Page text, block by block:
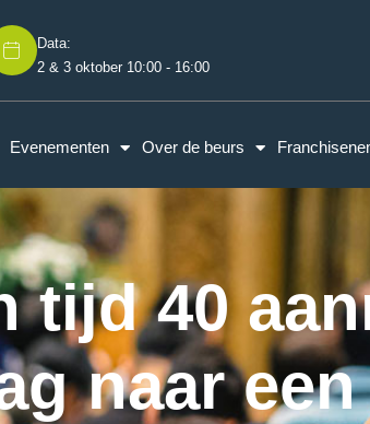
Data:
2 & 3 oktober 10:00 - 16:00
Evenementen Over de beurs
tijd 40
naar